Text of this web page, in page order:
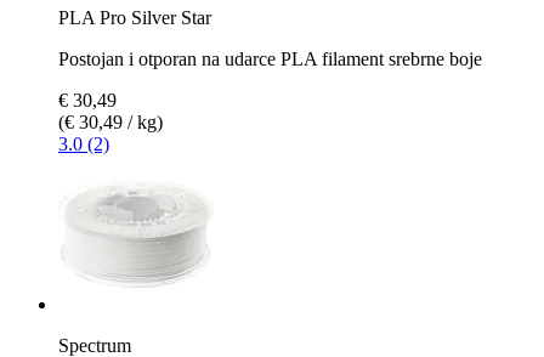
PLA Pro Silver Star
Postojan i otporan na udarce PLA filament srebrne boje
€ 30,49
(€ 30,49 / kg)
3.0 (2)
Spectrum